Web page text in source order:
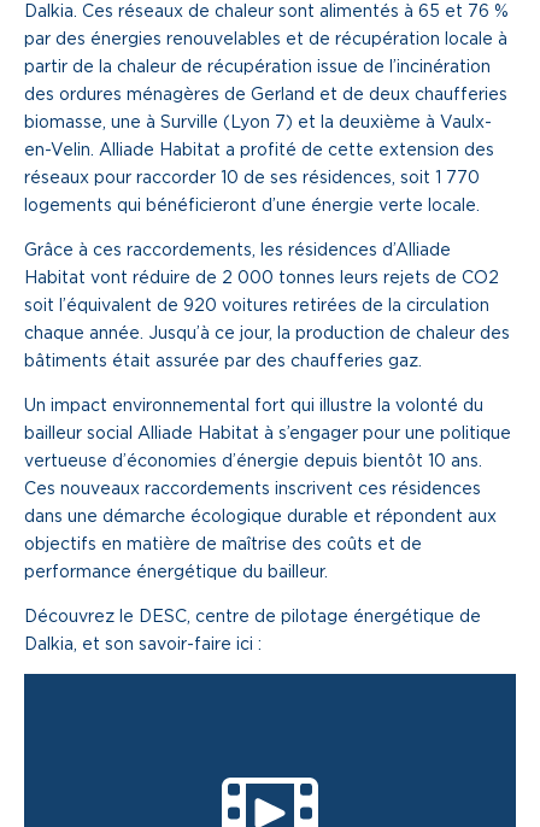
Dalkia. Ces réseaux de chaleur sont alimentés à 65 et 76 %
par des énergies renouvelables et de récupération locale à
partir de la chaleur de récupération issue de l’incinération
des ordures ménagères de Gerland et de deux chaufferies
biomasse, une à Surville (Lyon 7) et la deuxième à Vaulx-
en-Velin. Alliade Habitat a profité de cette extension des
réseaux pour raccorder 10 de ses résidences, soit 1 770
logements qui bénéficieront d’une énergie verte locale.
Grâce à ces raccordements, les résidences d’Alliade
Habitat vont réduire de 2 000 tonnes leurs rejets de CO2
soit l’équivalent de 920 voitures retirées de la circulation
chaque année. Jusqu’à ce jour, la production de chaleur des
bâtiments était assurée par des chaufferies gaz.
Un impact environnemental fort qui illustre la volonté du
bailleur social Alliade Habitat à s’engager pour une politique
vertueuse d’économies d’énergie depuis bientôt 10 ans.
Ces nouveaux raccordements inscrivent ces résidences
dans une démarche écologique durable et répondent aux
objectifs en matière de maîtrise des coûts et de
performance énergétique du bailleur.
Découvrez le DESC, centre de pilotage énergétique de
Dalkia, et son savoir-faire ici :